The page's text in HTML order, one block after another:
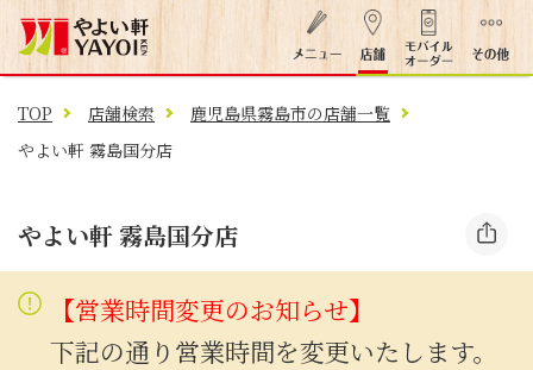
TOP 店舗検索
鹿児島県霧島市の店舗一覧
やよい軒 霧島国分店
やよい軒 霧島国分店
【営業時間変更のお知らせ】
下記の通り営業時間を変更いたします。